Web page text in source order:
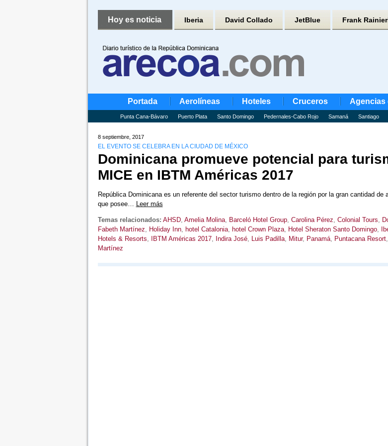
Hoy es noticia Iberia David Collado JetBlue Frank
Portada Aerolíneas Hoteles Cruceros Agencias
Punta Cana-Bávaro Puerto Plata Santo Domingo Pedernales-Cabo Rojo Samaná Santiago
8 septiembre, 2017
EL EVENTO SE CELEBRA EN LA CIUDAD DE MÉXICO
Dominicana promueve potencial para
MICE en IBTM Américas 2017
República Dominicana es un referente del sector turismo dentro de la región por la gran cantidad de
que posee… Leer más
Temas relacionados: AHSD, Amelia Molina, Barceló Hotel Group, Carolina Pérez, Colonial Tours,
Fabeth Martínez, Holiday Inn, hotel Catalonia, hotel Crown Plaza, Hotel Sheraton Santo Domingo,
Hotels & Resorts, IBTM Américas 2017, Indira José, Luis Padilla, Mitur, Panamá, Puntacana Resort,
Martínez